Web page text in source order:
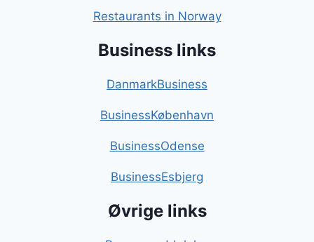
Restaurants in Norway
Business links
DanmarkBusiness
BusinessKøbenhavn
BusinessOdense
BusinessEsbjerg
Øvrige links